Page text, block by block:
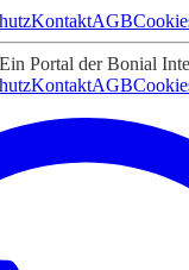
KontaktAGB
Portal der Bonial
KontaktAGB